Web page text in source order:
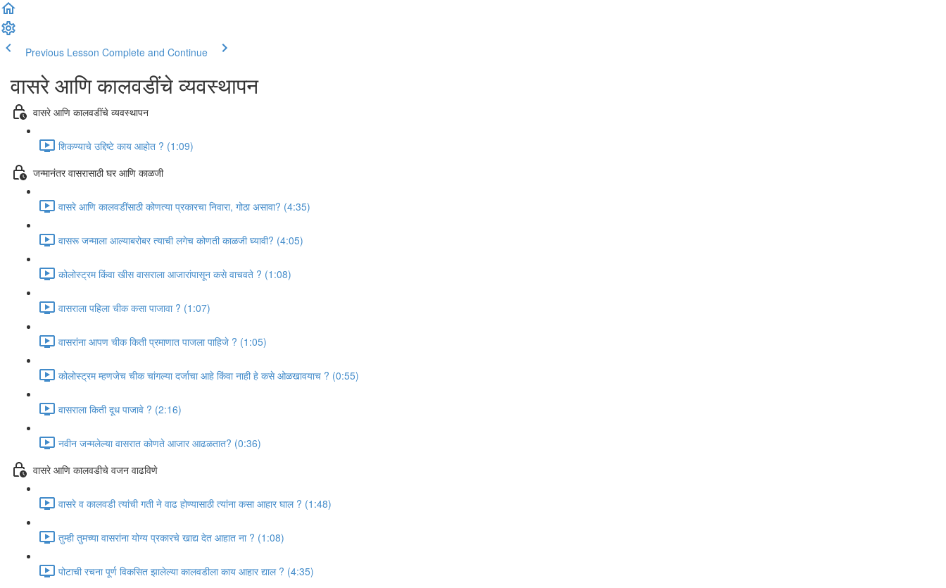
Previous Lesson Complete and Continue
वासरे आणि कालवडींचे व्यवस्थापन
वासरे आणि कालवडींचे व्यवस्थापन
शिकण्याचे उद्दिष्टे काय आहोत ? (1:09)
जन्मानंतर वासरासाठी घर आणि काळजी
वासरे आणि कालवडींसाठी कोणत्या प्रकारचा निवारा, गोठा असावा? (4:35)
वासरू जन्माला आल्याबरोबर त्याची लगेच कोणती काळजी घ्यावी? (4:05)
कोलोस्ट्रम किंवा खीस वासराला आजारांपासून कसे वाचवते ? (1:08)
वासराला पहिला चीक कसा पाजावा ? (1:07)
वासरांना आपण चीक किती प्रमाणात पाजला पाहिजे ? (1:05)
कोलोस्ट्रम म्हणजेच चीक चांगल्या दर्जाचा आहे किंवा नाही हे कसे ओळखावयाच ? (0:55)
वासराला किती दूध पाजावे ? (2:16)
नवीन जन्मलेल्या वासरात कोणते आजार आढळतात? (0:36)
वासरे आणि कालवडीचे वजन वाढविणे
वासरे व कालवडी त्यांची गती ने वाढ होण्यासाठी त्यांना कसा आहार घाल ? (1:48)
तुम्ही तुमच्या वासरांना योग्य प्रकारचे खाद्य देत आहात ना ? (1:08)
पोटाची रचना पूर्ण विकसित झालेल्या कालवडीला काय आहार द्याल ? (4:35)